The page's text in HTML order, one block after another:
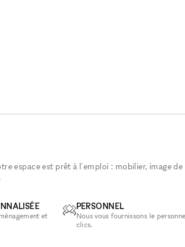
espace est prêt à l'emploi : mobilier, image
et
PERSONNEL
Nous vous fournissons le
clics.